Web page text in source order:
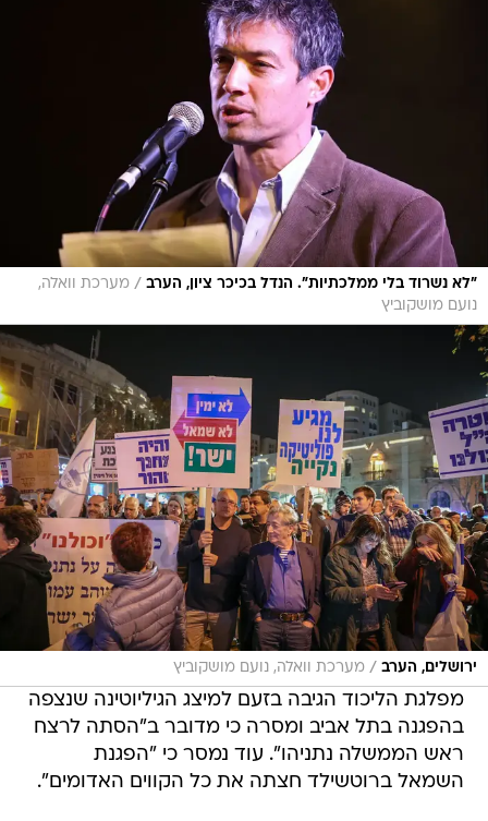
"לא נשרוד בלי ממלכתיות". הנדל בכיכר ציון, הערב / מערכת וואלה,
נועם מושקוביץ
ירושלים, הערב / מערכת וואלה, נועם מושקוביץ
מפלגת הליכוד הגיבה בזעם למיצג הגיליוטינה שנצפה
בהפגנה בתל אביב ומסרה כי מדובר ב"הסתה לרצח
ראש הממשלה נתניהו". עוד נמסר כי "הפגנת
השמאל ברוטשילד חצתה את כל הקווים האדומים".